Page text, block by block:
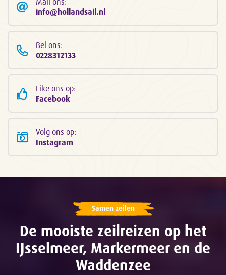
info@hollandsail.nl
Bel ons:
0228312133
Like ons op:
Facebook
Volg ons op:
Instagram
Samen zeilen
De mooiste zeilreizen op het
IJsselmeer, Markermeer en de
Waddenzee